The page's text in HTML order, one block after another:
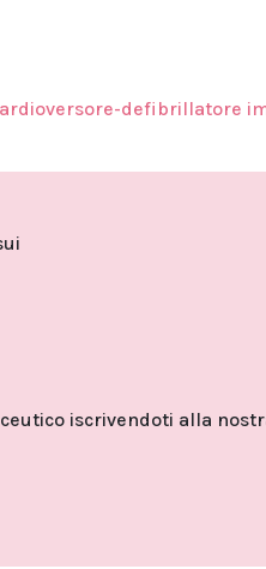
defibrillatore
iscrivendoti alla